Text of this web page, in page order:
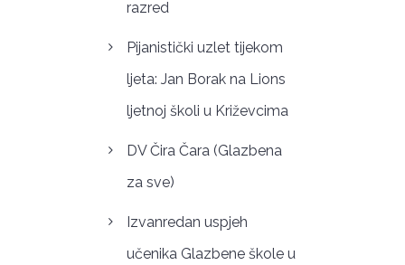
razred
Pijanistički uzlet tijekom
ljeta: Jan Borak na Lions
ljetnoj školi u Križevcima
DV Čira Čara (Glazbena
za sve)
Izvanredan uspjeh
učenika Glazbene škole u